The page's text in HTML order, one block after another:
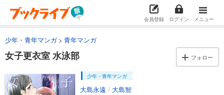
会員登録 ログイン メニュー
少年・青年マンガ 青年マンガ
女子更衣室 水泳部 フォロー
少年・青年マンガ
大島永遠 / 大島智